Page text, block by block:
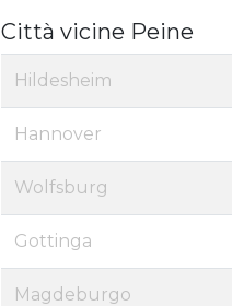
Città vicine Peine
Hildesheim
Hannover
Wolfsburg
Gottinga
Magdeburgo